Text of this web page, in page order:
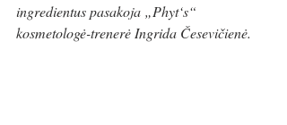
ingredientus pasakoja „Phyt‘s“
kosmetologė-trenerė Ingrida Česevičienė.